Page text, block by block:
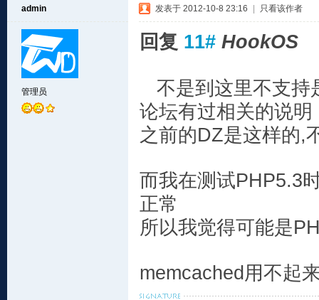
admin
管理员
发表于 2012-10-8 23:16 只看该作者
回复 11# HookOS
不是到这里不支持
论坛有过相关的说明
之前的DZ是这样的,
而我在测试PHP5.3
正常
所以我觉得可能是
memcached用不起